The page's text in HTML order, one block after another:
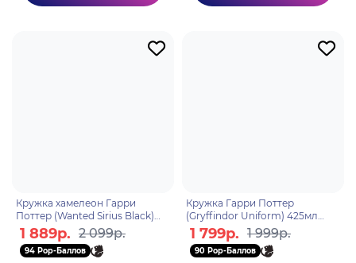
Кружка хамелеон Гарри
Поттер (Wanted Sirius Black)
315мл SCMG25012
1 889р. 2 099р.
94 Pop-Баллов
Кружка Гарри Поттер
(Gryffindor Uniform) 425мл
MGO25713
1 799р. 1 999р.
90 Pop-Баллов